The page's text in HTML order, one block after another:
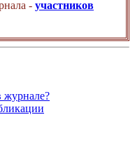
- участников
журнале?